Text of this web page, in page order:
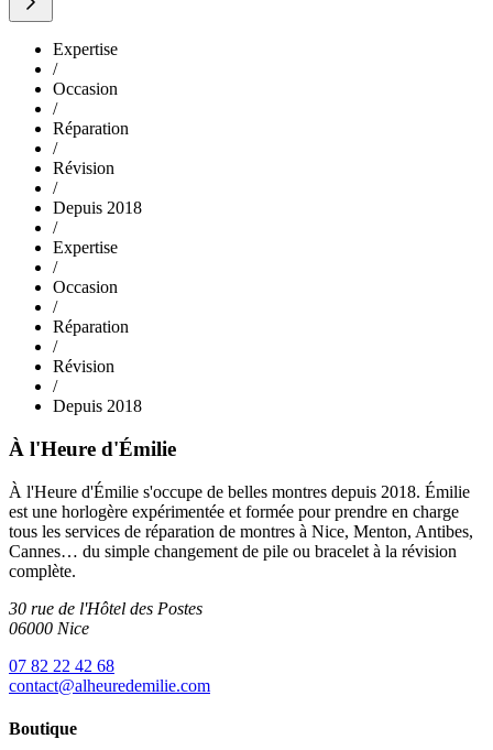
Expertise
/
Occasion
/
Réparation
/
Révision
/
Depuis 2018
/
Expertise
/
Occasion
/
Réparation
/
Révision
/
Depuis 2018
À l'Heure d'Émilie
À l'Heure d'Émilie s'occupe de belles montres depuis 2018. Émilie
est une horlogère expérimentée et formée pour prendre en charge
tous les services de réparation de montres à Nice, Menton, Antibes,
Cannes… du simple changement de pile ou bracelet à la révision
complète.
30 rue de l'Hôtel des Postes
06000 Nice
07 82 22 42 68
contact@alheuredemilie.com
Boutique